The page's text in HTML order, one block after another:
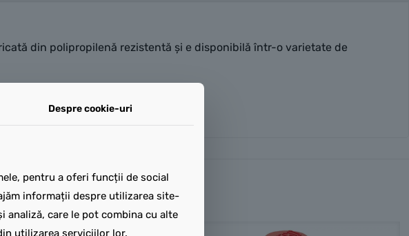
din polipropilenă rezistentă și e disponibilă într-o varietate de
Despre cookie-uri
pentru a oferi funcții de social
informații despre utilizarea site-
care le pot combina cu alte
utilizarea serviciilor lor.